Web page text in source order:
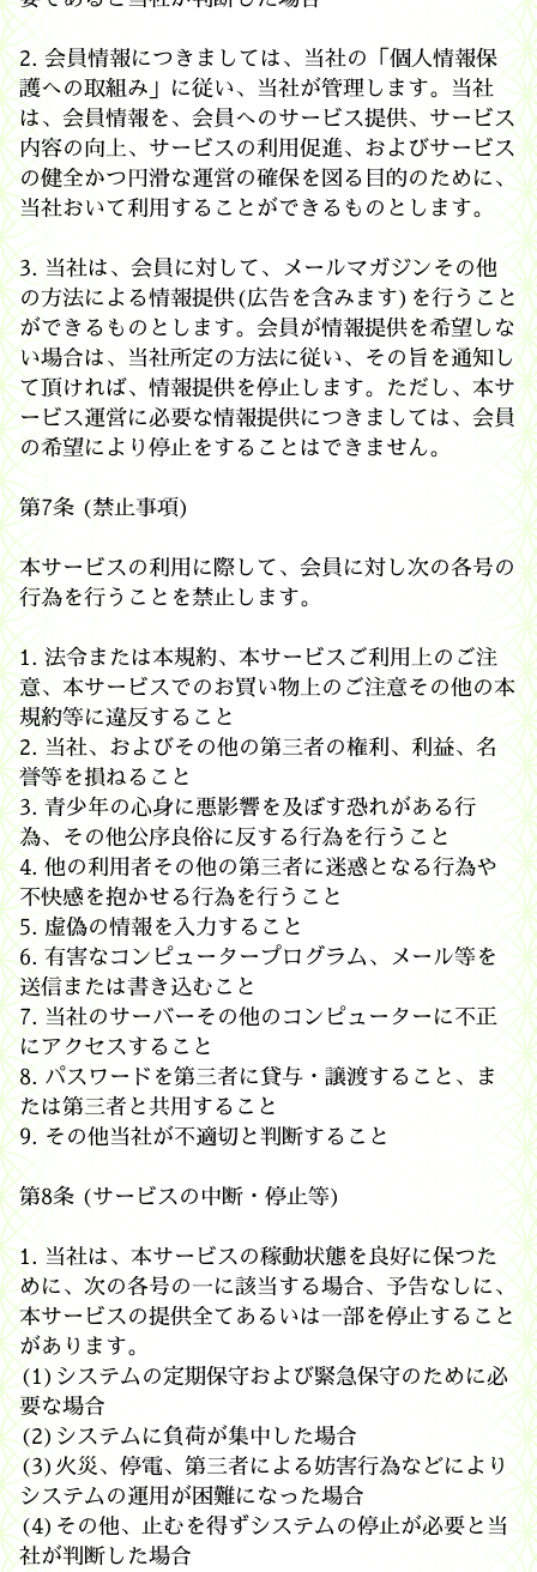
2. 会員情報につきましては、当社の「個人情報保
護への取組み」に従い、当社が管理します。当社
は、会員情報を、会員へのサービス提供、サービス
内容の向上、サービスの利用促進、およびサービス
の健全かつ円滑な運営の確保を図る目的のために、
当社おいて利用することができるものとします。
3. 当社は、会員に対して、メールマガジンその他
の方法による情報提供(広告を含みます)を行うこと
ができるものとします。会員が情報提供を希望しな
い場合は、当社所定の方法に従い、その旨を通知し
て頂ければ、情報提供を停止します。ただし、本サ
ービス運営に必要な情報提供につきましては、会員
の希望により停止をすることはできません。
第7条 (禁止事項)
本サービスの利用に際して、会員に対し次の各号の
行為を行うことを禁止します。
1. 法令または本規約、本サービスご利用上のご注
意、本サービスでのお買い物上のご注意その他の本
規約等に違反すること
2. 当社、およびその他の第三者の権利、利益、名
誉等を損ねること
3. 青少年の心身に悪影響を及ぼす恐れがある行
為、その他公序良俗に反する行為を行うこと
4. 他の利用者その他の第三者に迷惑となる行為や
不快感を抱かせる行為を行うこと
5. 虚偽の情報を入力すること
6. 有害なコンピュータープログラム、メール等を
送信または書き込むこと
7. 当社のサーバーその他のコンピューターに不正
にアクセスすること
8. パスワードを第三者に貸与・譲渡すること、ま
たは第三者と共用すること
9. その他当社が不適切と判断すること
第8条 (サービスの中断・停止等)
1. 当社は、本サービスの稼動状態を良好に保つた
めに、次の各号の一に該当する場合、予告なしに、
本サービスの提供全てあるいは一部を停止すること
があります。
(1)システムの定期保守および緊急保守のために必
要な場合
(2)システムに負荷が集中した場合
(3)火災、停電、第三者による妨害行為などにより
システムの運用が困難になった場合
(4)その他、止むを得ずシステムの停止が必要と当
社が判断した場合